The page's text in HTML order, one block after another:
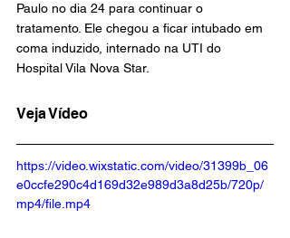
Paulo no dia 24 para continuar o
tratamento. Ele chegou a ficar intubado em
coma induzido, internado na UTI do
Hospital Vila Nova Star.
Veja Vídeo
https://video.wixstatic.com/video/31399b_06
e0ccfe290c4d169d32e989d3a8d25b/720p/
mp4/file.mp4